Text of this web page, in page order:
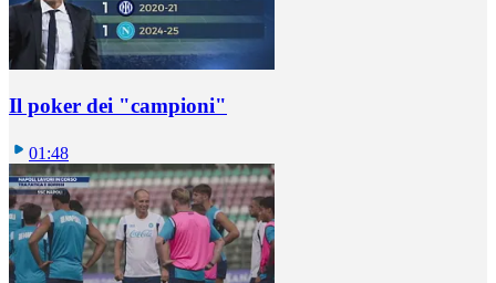
Il poker dei "campioni"
01:48